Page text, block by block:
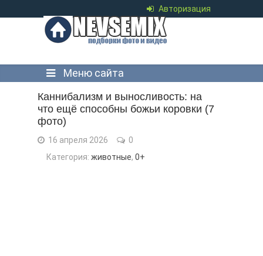
Авторизация
Меню сайта
Каннибализм и выносливость: на
что ещё способны божьи коровки (7
фото)
16 апреля 2026
0
Категория: животные, 0+